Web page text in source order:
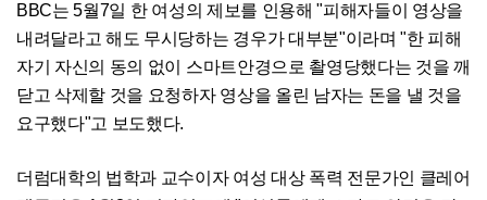
BBC는 5월7일 한 여성의 제보를 인용해 "피해자들이 영상을
내려달라고 해도 무시당하는 경우가 대부분"이라며 "한 피해
자기 자신의 동의 없이 스마트안경으로 촬영당했다는 것을 깨
닫고 삭제할 것을 요청하자 영상을 올린 남자는 돈을 낼 것을
요구했다"고 보도했다.
더럼대학의 법학과 교수이자 여성 대상 폭력 전문가인 클레어